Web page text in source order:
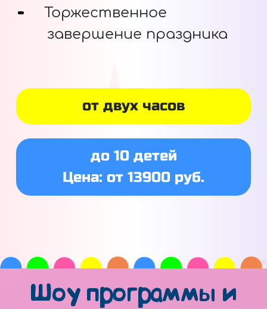
Торжественное
завершение праздника
от двух часов
до 10 детей
Цена: от 13900 руб.
Шоу программы и